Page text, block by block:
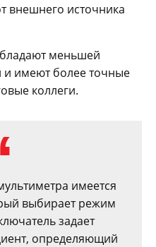
внешнего источника
меньшей
имеют более точные
коллеги.
имеется
выбирает режим
задает
определяющий